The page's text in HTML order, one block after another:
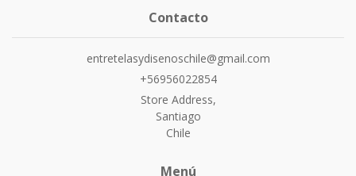
Contacto
entretelasydisenoschile@gmail.com
+56956022854
Store Address,
Santiago
Chile
Menú